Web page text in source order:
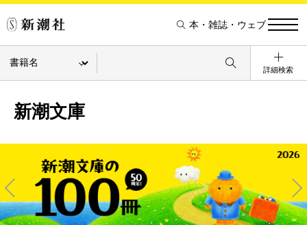
本・雑誌・ウェブ
詳細検索
新潮文庫
Pre
Ne